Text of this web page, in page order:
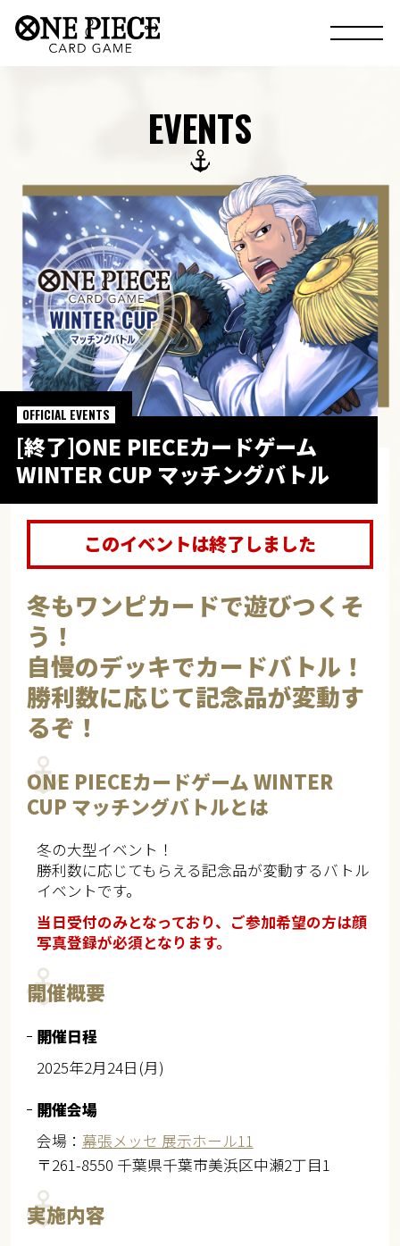
EVENTS
[終了]ONE PIECEカードゲーム
WINTER CUP マッチングバトル
OFFICIAL EVENTS
このイベントは終了しました
冬もワンピカードで遊びつくそ
う！
自慢のデッキでカードバトル！
勝利数に応じて記念品が変動す
るぞ！
ONE PIECEカードゲーム WINTER
CUP マッチングバトルとは
冬の大型イベント！
勝利数に応じてもらえる記念品が変動するバトル
イベントです。
当日受付のみとなっており、ご参加希望の方は顔
写真登録が必須となります。
開催概要
開催日程
2025年2月24日(月)
開催会場
会場： 幕張メッセ 展示ホール11
〒261-8550 千葉県千葉市美浜区中瀬2丁目1
実施内容